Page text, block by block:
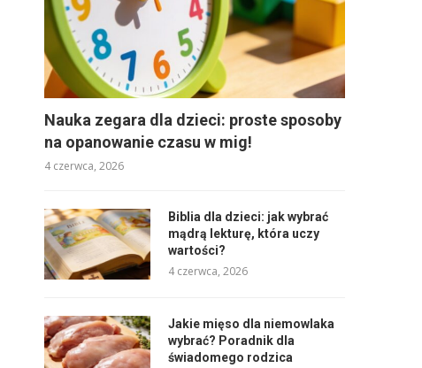
Nauka zegara dla dzieci: proste sposoby
na opanowanie czasu w mig!
4 czerwca, 2026
Biblia dla dzieci: jak wybrać
mądrą lekturę, która uczy
wartości?
4 czerwca, 2026
Jakie mięso dla niemowlaka
wybrać? Poradnik dla
świadomego rodzica